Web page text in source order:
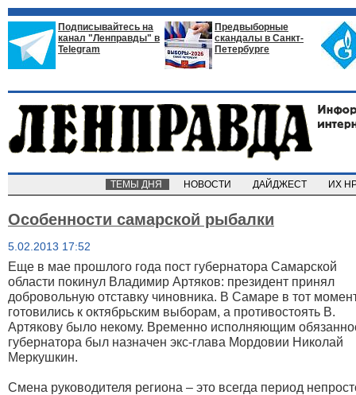
Подписывайтесь на
канал "Ленправды" в
Telegram
Предвыборные
скандалы в Санкт-
Петербурге
ТЕМЫ ДНЯ НОВОСТИ ДАЙДЖЕСТ ИХ
Особенности самарской рыбалки
5.02.2013 17:52
Еще в мае прошлого года пост губернатора Самарской
области покинул Владимир Артяков: президент принял
добровольную отставку чиновника. В Самаре в тот
готовились к октябрьским выборам, а противостоять В.
Артякову было некому. Временно исполняющим
губернатора был назначен экс-глава Мордовии Николай
Меркушкин.
Смена руководителя региона – это всегда период